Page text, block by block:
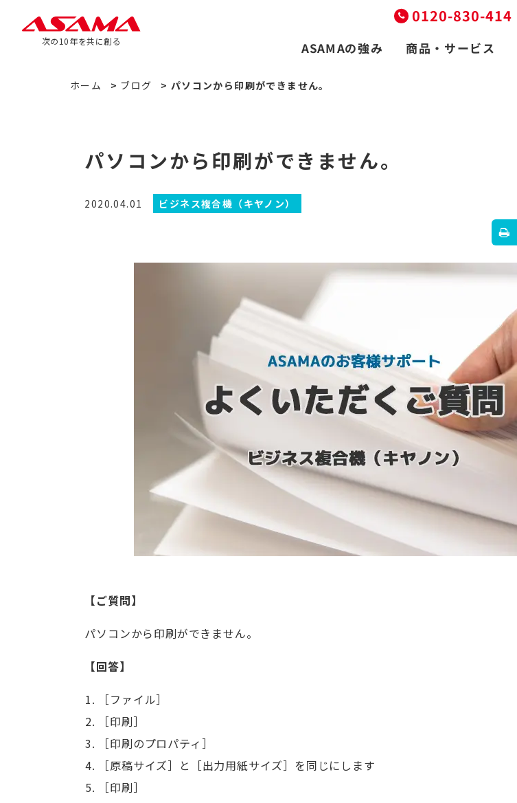
次の10年を共に創る
0120-830-414
ASAMAの強み 商品・サービス
ホーム > ブログ > パソコンから印刷ができません。
パソコンから印刷ができません。
2020.04.01 ビジネス複合機（キヤノン）
【ご質問】
パソコンから印刷ができません。
【回答】
［ファイル］
［印刷］
［印刷のプロパティ］
［原稿サイズ］と［出力用紙サイズ］を同じにします
［印刷］